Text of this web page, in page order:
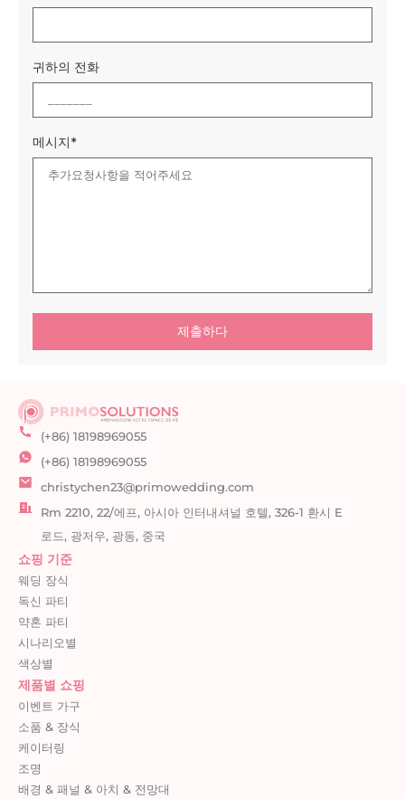
귀하의 전화
메시지*
(+86) 18198969055
(+86) 18198969055
christychen23@primowedding.com
Rm 2210, 22/에프, 아시아 인터내셔널 호텔, 326-1 환시 E
로드, 광저우, 광동, 중국
쇼핑 기준
웨딩 장식
독신 파티
약혼 파티
시나리오별
색상별
제품별 쇼핑
이벤트 가구
소품 & 장식
케이터링
조명
배경 & 패널 & 아치 & 전망대